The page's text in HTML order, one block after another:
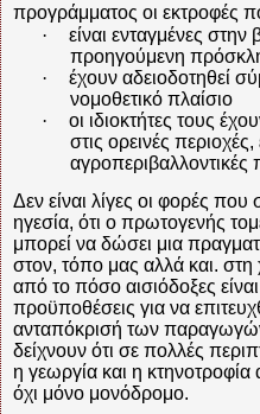
προγράμματος οι εκτροφές
·
είναι ενταγμένες
προηγούμενη
·
έχουν αδειοδοτηθεί
νομοθετικό πλαίσιο
·
οι ιδιοκτήτες τους
στις ορεινές
αγροπεριβαλλοντικές
Δεν είναι λίγες οι φορές που
ηγεσία, ότι ο πρωτογενής
μπορεί να δώσει μια
στον, τόπο μας αλλά και. στη
από το πόσο αισιόδοξες
προϋποθέσεις για να
ανταπόκρισή των
δείχνουν ότι σε πολλές
η γεωργία και η κτηνοτροφία
όχι μόνο μονόδρομο.